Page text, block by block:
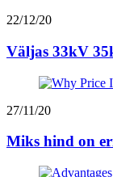
22/12/20
Väljas 33kV
27/11/20
Miks hind on